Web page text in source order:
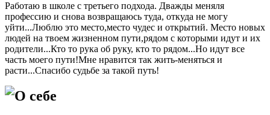
Работаю в школе с третьего подхода. Дважды меняля
профессию и снова возвращаюсь туда, откуда не могу
уйти...Люблю это место,место чудес и открытий. Место новых
людей на твоем жизненном пути,рядом с которыми идут и их
родители...Кто то рука об руку, кто то рядом...Но идут все
часть моего пути!Мне нравится так жить-меняться и
расти...Спасибо судьбе за такой путь!
О себе